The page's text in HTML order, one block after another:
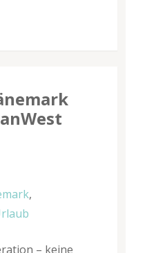
,
– keine